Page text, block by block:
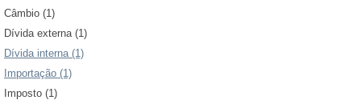
Câmbio (1)
Dívida externa (1)
Dívida interna (1)
Importação (1)
Imposto (1)